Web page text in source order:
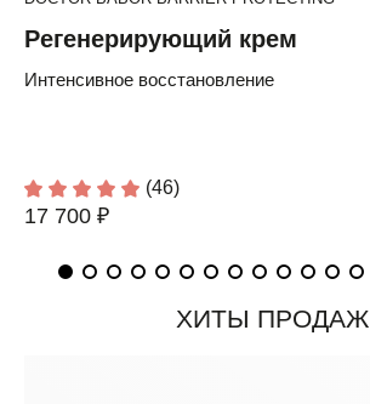
Регенерирующий крем
Интенсивное восстановление
(46)
17 700 ₽
ХИТЫ ПРОДАЖ